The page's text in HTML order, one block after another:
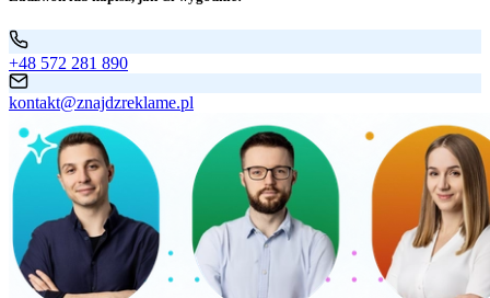
+48 572 281 890
kontakt@znajdzreklame.pl